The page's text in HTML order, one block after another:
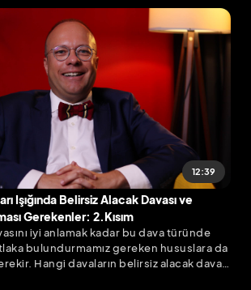
kararları eşliğinde bu dava türünün
edilmesi gereken önemli noktalarına
12:39
Işığında Belirsiz Alacak Davası ve
Gerekenler: 2.Kısım
iyi anlamak kadar bu dava türünde
bulundurmamız gereken hususlara da
Hangi davaların belirsiz alacak davası
ilişkin sınırları çizilmiş bir düzenleme